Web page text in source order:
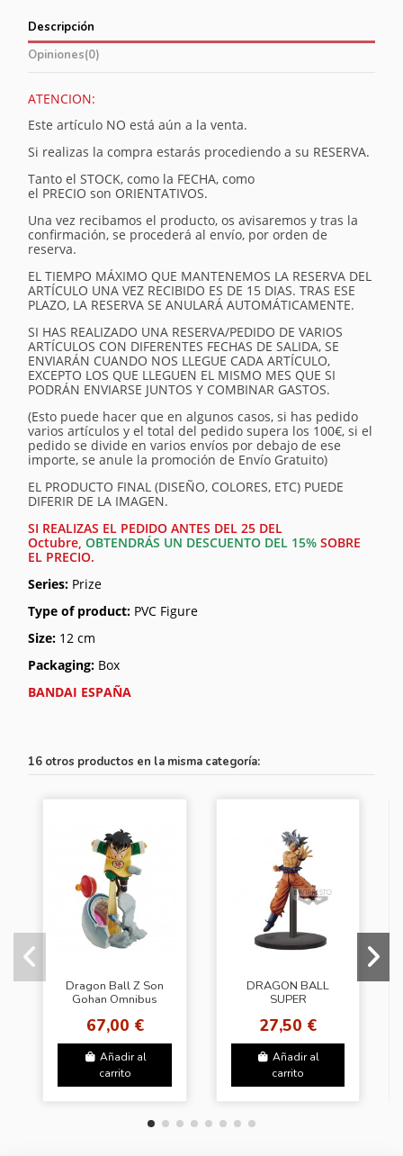
Descripción
Opiniones(0)
ATENCION:
Este artículo NO está aún a la venta.
Si realizas la compra estarás procediendo a su RESERVA.
Tanto el STOCK, como la FECHA, como
el PRECIO son ORIENTATIVOS.
Una vez recibamos el producto, os avisaremos y tras la
confirmación, se procederá al envío, por orden de
reserva.
EL TIEMPO MÁXIMO QUE MANTENEMOS LA RESERVA DEL
ARTÍCULO UNA VEZ RECIBIDO ES DE 15 DIAS. TRAS ESE
PLAZO, LA RESERVA SE ANULARÁ AUTOMÁTICAMENTE.
SI HAS REALIZADO UNA RESERVA/PEDIDO DE VARIOS
ARTÍCULOS CON DIFERENTES FECHAS DE SALIDA, SE
ENVIARÁN CUANDO NOS LLEGUE CADA ARTÍCULO,
EXCEPTO LOS QUE LLEGUEN EL MISMO MES QUE SI
PODRÁN ENVIARSE JUNTOS Y COMBINAR GASTOS.
(Esto puede hacer que en algunos casos, si has pedido
varios artículos y el total del pedido supera los 100€, si el
pedido se divide en varios envíos por debajo de ese
importe, se anule la promoción de Envío Gratuito)
EL PRODUCTO FINAL (DISEÑO, COLORES, ETC) PUEDE
DIFERIR DE LA IMAGEN.
SI REALIZAS EL PEDIDO ANTES DEL 25 DEL
Octubre, OBTENDRÁS UN DESCUENTO DEL 15% SOBRE
EL PRECIO.
Series: Prize
Type of product: PVC Figure
Size: 12 cm
Packaging: Box
BANDAI ESPAÑA
16 otros productos en la misma categoría:
Dragon Ball Z Son
Gohan Omnibus
67,00 €
Añadir al
carrito
DRAGON BALL
SUPER
Vol.1 (A:SON
GOKU(ULTRA)
27,50 €
Añadir al
carrito